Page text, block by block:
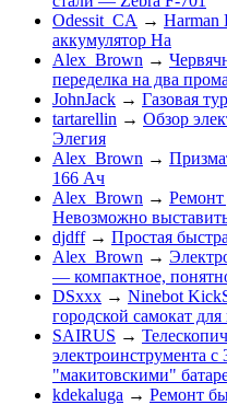
Odessit_CA → Harman
аккумулятор На
Alex_Brown →
переделка на два
JohnJack → Газовая
tartarellin → Обзор
Элегия
Alex_Brown →
166 Ач
Alex_Brown → Ремонт
Невозможно
djdff → Простая
Alex_Brown →
— компактное,
DSxxx → Ninebot
городской самокат
SAIRUS →
электроинструмента
"макитовскими"
kdekaluga → Ремонт